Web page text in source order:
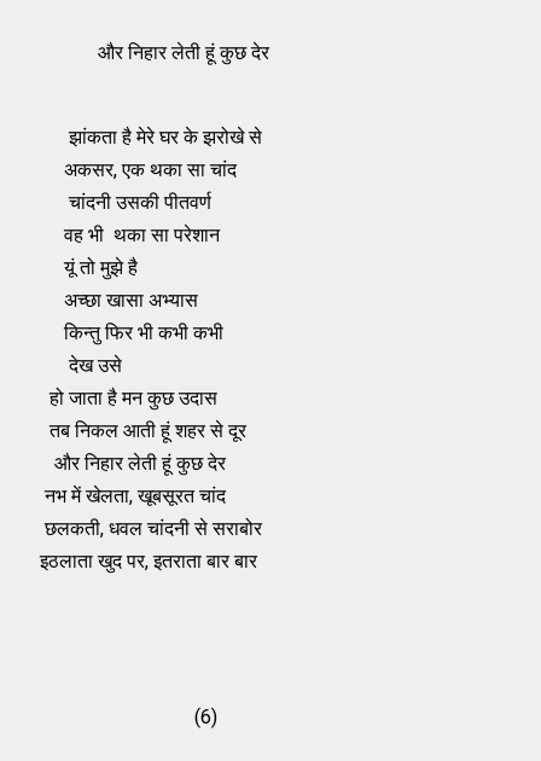
और निहार लेती हूं कुछ देर
झांकता है मेरे घर के झरोखे से
अकसर, एक थका सा चांद
चांदनी उसकी पीतवर्ण
वह भी थका सा परेशान
यूं तो मुझे है
अच्‍छा खासा अभ्‍यास
किन्‍तु फिर भी कभी कभी
देख उसे
हो जाता है मन कुछ उदास
तब निकल आती हूं शहर से दूर
और निहार लेती हूं कुछ देर
नभ में खेलता, खूबसूरत चांद
छलकती, धवल चांदनी से सराबोर
इठलाता खुद पर, इतराता बार बार
(6)